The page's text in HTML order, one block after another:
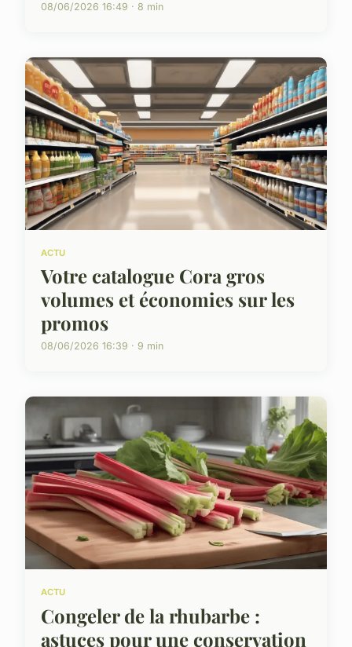
08/06/2026 16:49 · 8 min
ACTU
Votre catalogue Cora gros
volumes et économies sur les
promos
08/06/2026 16:39 · 9 min
ACTU
Congeler de la rhubarbe :
astuces pour une conservation